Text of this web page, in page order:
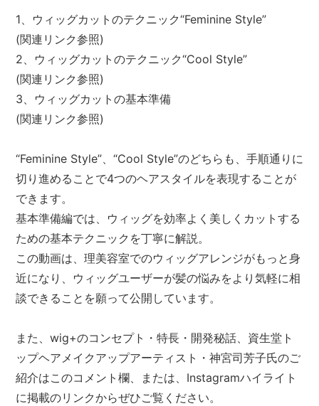
1、ウィッグカットのテクニック“Feminine Style”
(関連リンク参照)
2、ウィッグカットのテクニック“Cool Style”
(関連リンク参照)
3、ウィッグカットの基本準備
(関連リンク参照)
“Feminine Style”、“Cool Style”のどちらも、手順通りに
切り進めることで4つのヘアスタイルを表現することが
できます。
基本準備編では、ウィッグを効率よく美しくカットする
ための基本テクニックを丁寧に解説。
この動画は、理美容室でのウィッグアレンジがもっと身
近になり、ウィッグユーザーが髪の悩みをより気軽に相
談できることを願って公開しています。
また、wig+のコンセプト・特長・開発秘話、資生堂ト
ップヘアメイクアップアーティスト・神宮司芳子氏のご
紹介はこのコメント欄、または、Instagramハイライト
に掲載のリンクからぜひご覧ください。